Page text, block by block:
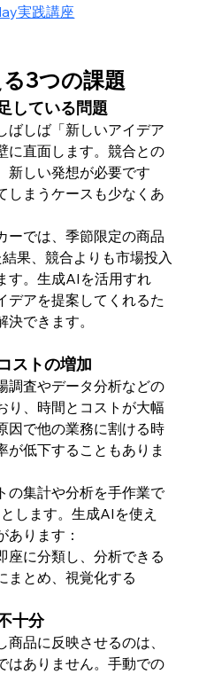
実践講座
3つの課題
している問題
ばしば「新しいアイデア
に直面します。競合との
新しい発想が必要です
しまうケースも少なくあ
ーでは、季節限定の商品
果、競合よりも市場投入
す。生成AIを活用すれ
デアを提案してくれるた
できます。
ストの増加
調査やデータ分析などの
り、時間とコストが大幅
因で他の業務に割ける時
が低下することもありま
の集計や分析を手作業で
します。生成AIを使え
あります：
座に分類し、分析できる
まとめ、視覚化する
十分
品に反映させるのは、
はありません。手動での